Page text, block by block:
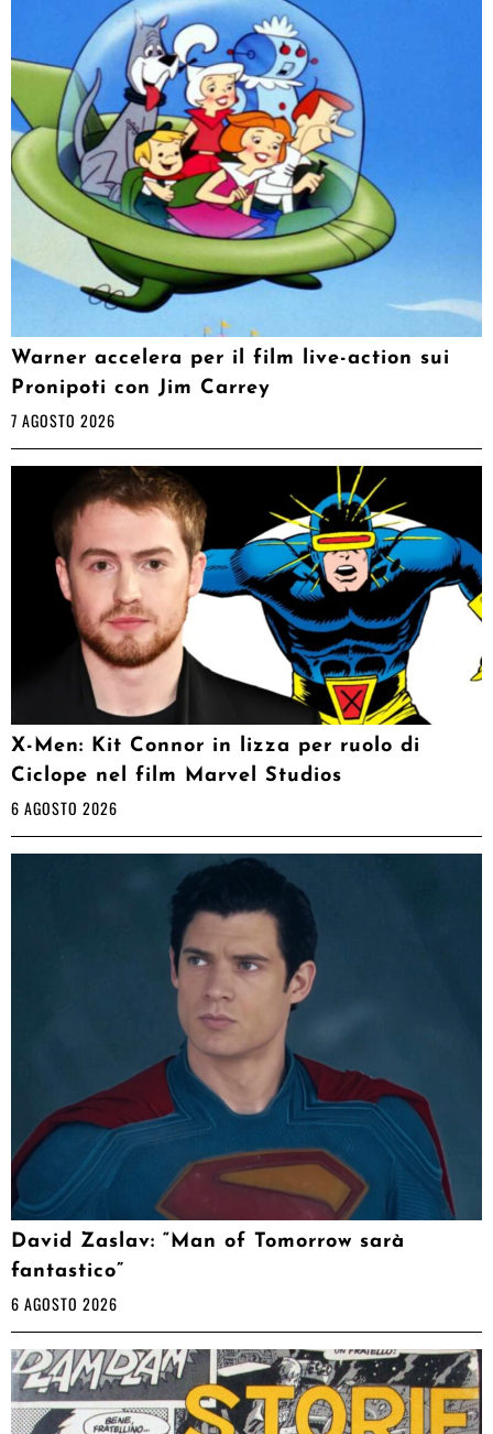
Warner accelera per il film live-action sui
Pronipoti con Jim Carrey
7 AGOSTO 2026
X-Men: Kit Connor in lizza per ruolo di
Ciclope nel film Marvel Studios
6 AGOSTO 2026
David Zaslav: “Man of Tomorrow sarà
fantastico”
6 AGOSTO 2026